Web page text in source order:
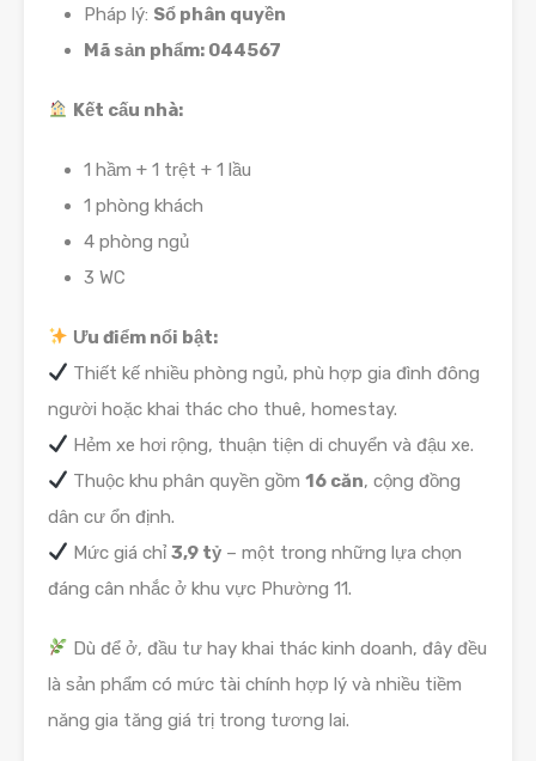
Pháp lý: Sổ phân quyền
Mã sản phẩm: 044567
Kết cấu nhà:
1 hầm + 1 trệt + 1 lầu
1 phòng khách
4 phòng ngủ
3 WC
Ưu điểm nổi bật:
Thiết kế nhiều phòng ngủ, phù hợp gia đình đông
người hoặc khai thác cho thuê, homestay.
Hẻm xe hơi rộng, thuận tiện di chuyển và đậu xe.
Thuộc khu phân quyền gồm16 căn, cộng đồng
dân cư ổn định.
Mức giá chỉ3,9 tỷ – một trong những lựa chọn
đáng cân nhắc ở khu vực Phường 11.
Dù để ở, đầu tư hay khai thác kinh doanh, đây đều
là sản phẩm có mức tài chính hợp lý và nhiều tiềm
năng gia tăng giá trị trong tương lai.